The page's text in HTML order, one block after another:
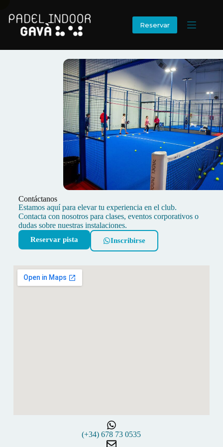
Reservar
Contáctanos
Estamos aquí para elevar tu experiencia en el club.
Contacta con nosotros para clases, eventos corporativos o
dudas sobre nuestras instalaciones.
Reservar pista Inscribirse
(+34) 678 73 0535